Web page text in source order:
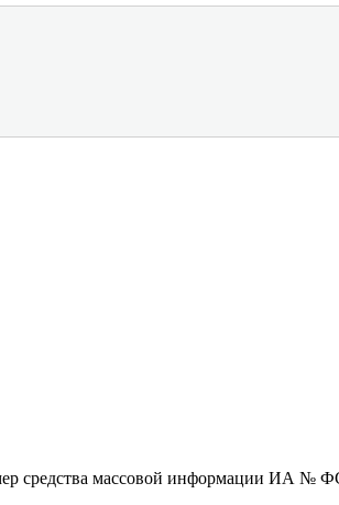
массовой информации ИА №